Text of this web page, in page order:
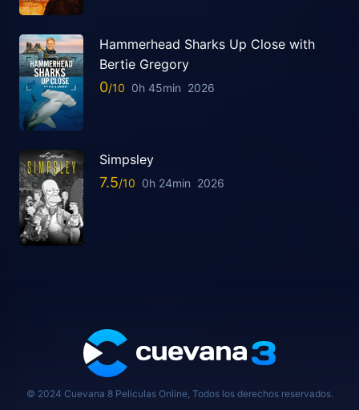
Hammerhead Sharks Up Close with
Bertie Gregory
0 0h 45min 2026
Simpsley
7.5 0h 24min 2026
© 2024 Cuevana 8 Peliculas Online, Todos los derechos reservados.